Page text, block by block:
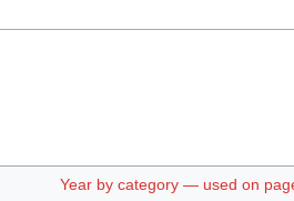
Year by category — used on